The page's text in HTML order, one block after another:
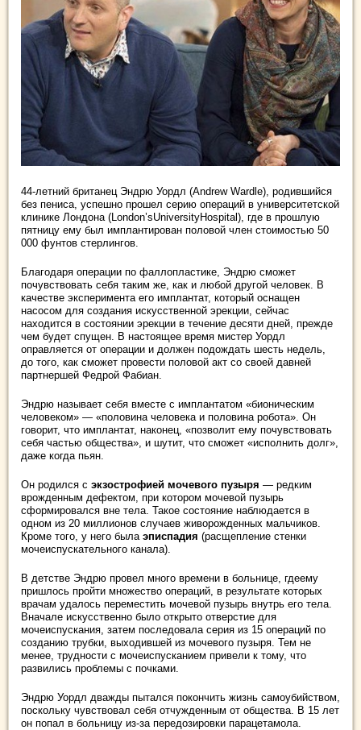
44-летний британец Эндрю Уордл (Andrew Wardle), родившийся
без пениса, успешно прошел серию операций в университетской
клинике Лондона (London’sUniversityHospital), где в прошлую
пятницу ему был имплантирован половой член стоимостью 50
000 фунтов стерлингов.
Благодаря операции по фаллопластике, Эндрю сможет
почувствовать себя таким же, как и любой другой человек. В
качестве эксперимента его имплантат, который оснащен
насосом для создания искусственной эрекции, сейчас
находится в состоянии эрекции в течение десяти дней, прежде
чем будет спущен. В настоящее время мистер Уордл
оправляется от операции и должен подождать шесть недель,
до того, как сможет провести половой акт со своей давней
партнершей Федрой Фабиан.
Эндрю называет себя вместе с имплантатом «бионическим
человеком» — «половина человека и половина робота». Он
говорит, что имплантат, наконец, «позволит ему почувствовать
себя частью общества», и шутит, что сможет «исполнить долг»,
даже когда пьян.
Он родился с экзострофией мочевого пузыря — редким
врожденным дефектом, при котором мочевой пузырь
сформировался вне тела. Такое состояние наблюдается в
одном из 20 миллионов случаев живорожденных мальчиков.
Кроме того, у него была эписпадия (расщепление стенки
мочеиспускательного канала).
В детстве Эндрю провел много времени в больнице, гдеему
пришлось пройти множество операций, в результате которых
врачам удалось переместить мочевой пузырь внутрь его тела.
Вначале искусственно было открыто отверстие для
мочеиспускания, затем последовала серия из 15 операций по
созданию трубки, выходившей из мочевого пузыря. Тем не
менее, трудности с мочеиспусканием привели к тому, что
развились проблемы с почками.
Эндрю Уордл дважды пытался покончить жизнь самоубийством,
поскольку чувствовал себя отчужденным от общества. В 15 лет
он попал в больницу из-за передозировки парацетамола.